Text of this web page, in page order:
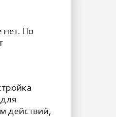
нет. По
действий,